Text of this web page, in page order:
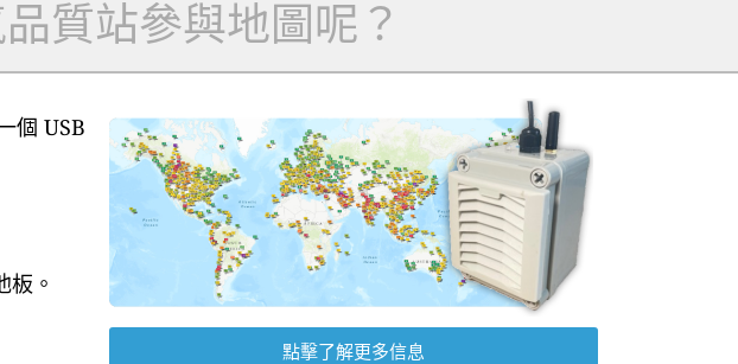
質站參與地圖呢？
個 USB
。
點擊了解更多信息